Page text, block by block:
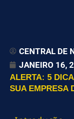
CENTRAL DE
JANEIRO 16,
ALERTA: 5
SUA EMPRESA